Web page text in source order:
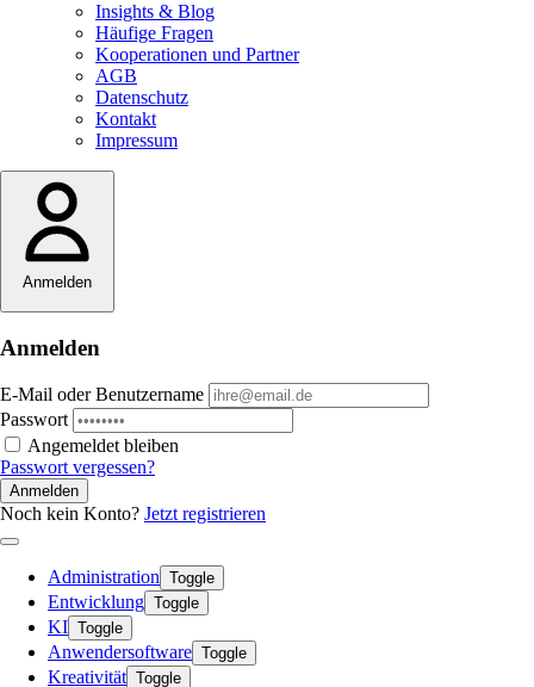
Insights & Blog
Häufige Fragen
Kooperationen und Partner
AGB
Datenschutz
Kontakt
Impressum
Anmelden
Anmelden
E-Mail oder Benutzername
Passwort
Angemeldet bleiben
Passwort vergessen?
Anmelden
Noch kein Konto? Jetzt registrieren
Administration Toggle
Entwicklung Toggle
KI Toggle
Anwendersoftware Toggle
Kreativität Toggle